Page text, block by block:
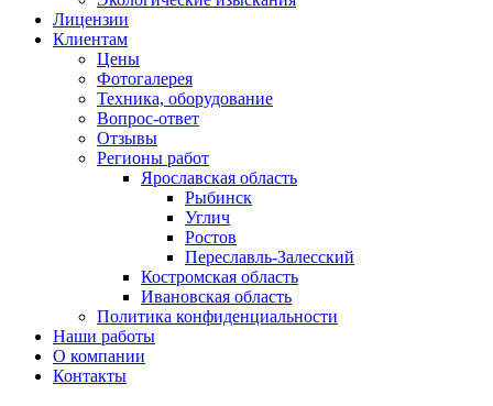
Лицензии
Клиентам
Цены
Фотогалерея
Техника, оборудование
Вопрос-ответ
Отзывы
Регионы работ
Ярославская область
Рыбинск
Углич
Ростов
Переславль-Залесский
Костромская область
Ивановская область
Политика конфиденциальности
Наши работы
О компании
Контакты